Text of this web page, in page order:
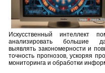
Искусственный интеллект
анализировать большие
выявлять закономерности и
точность прогнозов, ускоряя
мониторинга и обработки